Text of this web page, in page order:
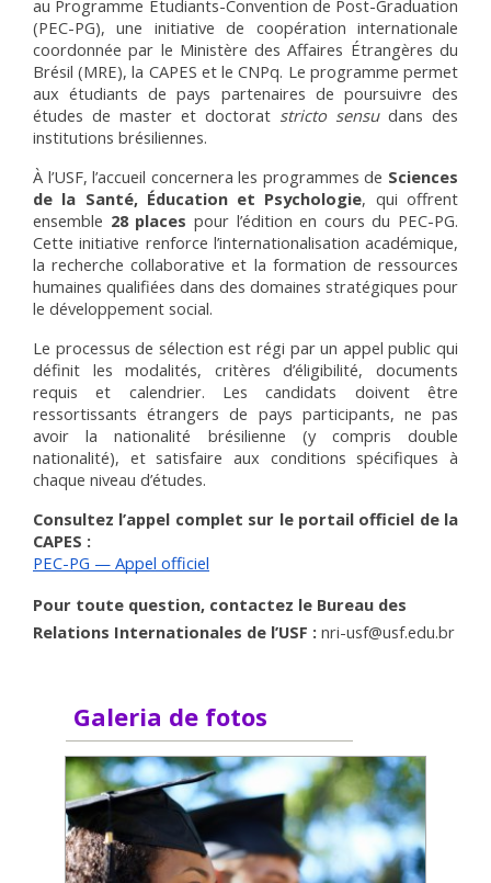
au Programme Étudiants-Convention de Post-Graduation
(PEC-PG), une initiative de coopération internationale
coordonnée par le Ministère des Affaires Étrangères du
Brésil (MRE), la CAPES et le CNPq. Le programme permet
aux étudiants de pays partenaires de poursuivre des
études de master et doctorat stricto sensu dans des
institutions brésiliennes.
À l’USF, l’accueil concernera les programmes de Sciences
de la Santé, Éducation et Psychologie, qui offrent
ensemble 28 places pour l’édition en cours du PEC-PG.
Cette initiative renforce l’internationalisation académique,
la recherche collaborative et la formation de ressources
humaines qualifiées dans des domaines stratégiques pour
le développement social.
Le processus de sélection est régi par un appel public qui
définit les modalités, critères d’éligibilité, documents
requis et calendrier. Les candidats doivent être
ressortissants étrangers de pays participants, ne pas
avoir la nationalité brésilienne (y compris double
nationalité), et satisfaire aux conditions spécifiques à
chaque niveau d’études.
Consultez l’appel complet sur le portail officiel de la
CAPES :
PEC-PG — Appel officiel
Pour toute question, contactez le Bureau des
Relations Internationales de l’USF : nri-usf@usf.edu.br
Galeria de fotos